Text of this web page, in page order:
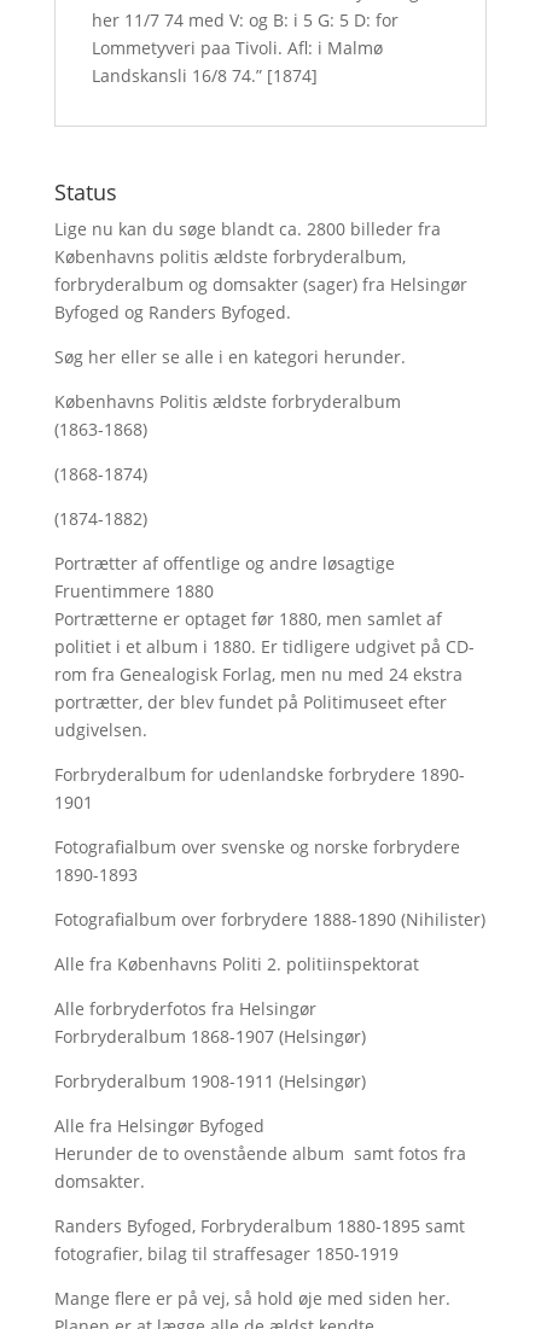
her 11/7 74 med V: og B: i 5 G: 5 D: for
Lommetyveri paa Tivoli. Afl: i Malmø
Landskansli 16/8 74.” [1874]
Status
Lige nu kan du søge blandt ca. 2800 billeder fra
Københavns politis ældste forbryderalbum,
forbryderalbum og domsakter (sager) fra Helsingør
Byfoged og Randers Byfoged.
Søg hereller se alle i en kategori herunder.
Københavns Politis ældste forbryderalbum
(1863-1868)
(1868-1874)
(1874-1882)
Portrætter af offentlige og andre løsagtige
Fruentimmere 1880
Portrætterne er optaget før 1880, men samlet af
politiet i et album i 1880. Er tidligere udgivet på CD-
rom fra Genealogisk Forlag, men nu med 24 ekstra
portrætter, der blev fundet på Politimuseet efter
udgivelsen.
Forbryderalbum for udenlandske forbrydere 1890-
1901
Fotografialbum over svenske og norske forbrydere
1890-1893
Fotografialbum over forbrydere 1888-1890 (Nihilister)
Alle fra Københavns Politi 2. politiinspektorat
Alle forbryderfotos fra Helsingør
Forbryderalbum 1868-1907 (Helsingør)
Forbryderalbum 1908-1911 (Helsingør)
Alle fra Helsingør Byfoged
Herunder de to ovenstående album samt fotos fra
domsakter.
Randers Byfoged, Forbryderalbum 1880-1895 samt
fotografier, bilag til straffesager 1850-1919
Mange flere er på vej, så hold øje med siden her.